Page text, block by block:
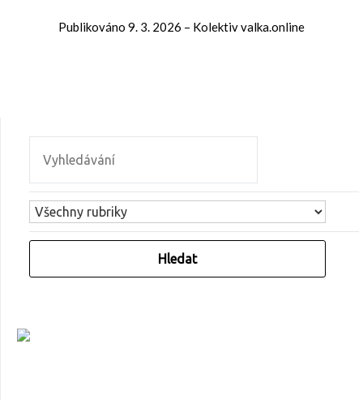
Publikováno 9. 3. 2026 – Kolektiv valka.online